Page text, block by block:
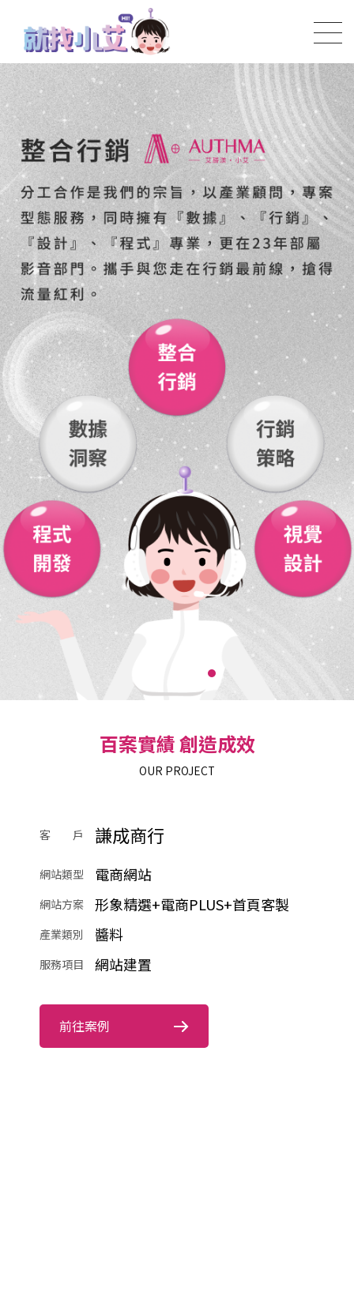
百案實績 創造成效
OUR PROJECT
客 戶 謙成商行
網站類型 電商網站
網站方案 形象精選+電商PLUS+首頁客製
產業類別 醬料
服務項目 網站建置
前往案例